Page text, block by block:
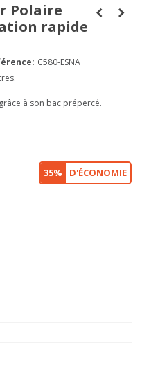
Polaire
rapide
C580-ESNA
à son bac prépercé.
35% D'ÉCONOMIE